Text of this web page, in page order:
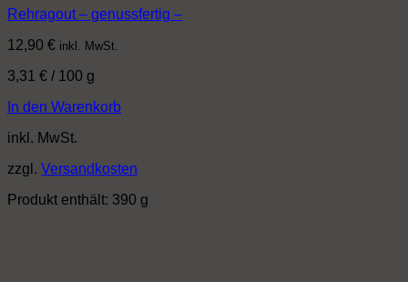
Rehragout – genussfertig –
12,90 € inkl. MwSt.
3,31 € / 100 g
In den Warenkorb
inkl. MwSt.
zzgl. Versandkosten
Produkt enthält: 390 g